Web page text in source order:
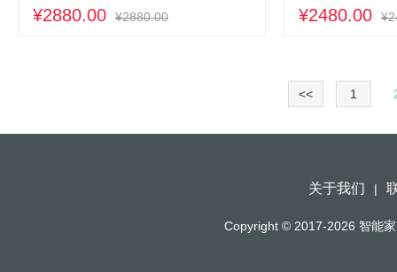
¥2880.00 ¥2880.00
泳骑行时尚腕表
¥2480.00
<< 1
关于我们 |
Copyright © 2017-2026 智能